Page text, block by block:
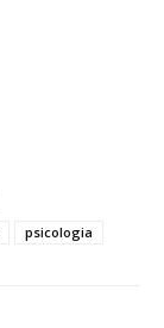
psicologia